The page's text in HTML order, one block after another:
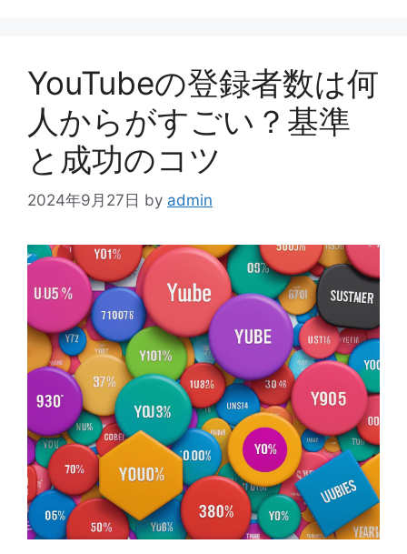
YouTubeの登録者数は何
人からがすごい？基準
と成功のコツ
2024年9月27日 by admin